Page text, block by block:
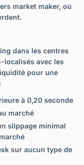
market maker, où
dans les centres
localisés avec les
pour une
à 0,20 seconde
marché
slippage minimal
sur aucun type de